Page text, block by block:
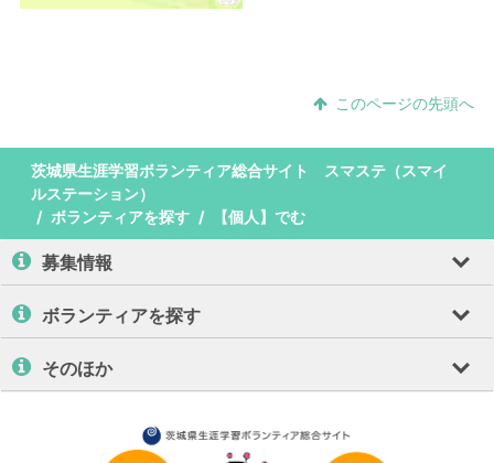
このページの先頭へ
茨城県生涯学習ボランティア総合サイト スマステ（スマイ
ルステーション）
ボランティアを探す
【個人】でむ
募集情報
ボランティアを探す
そのほか